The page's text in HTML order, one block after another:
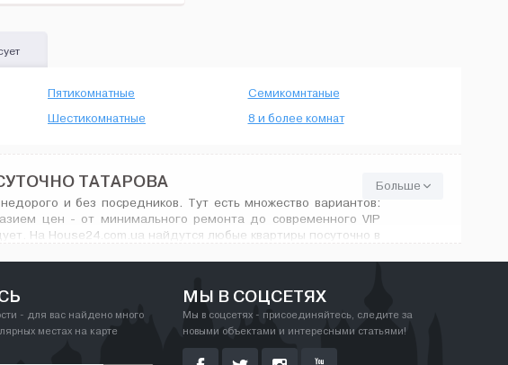
Пятикомнатные
Шестикомнатные
Семикомнтаные
8 и более комнат
ТАТАРОВА
и без посредников. Тут есть множество вариантов:
цен - от минимального ремонта до современного VIP
На House24.com.ua найдутся любые квартиры посуточно в
Больше
- для вас найдено много
местах на карте
МЫ В СОЦСЕТЯХ
Мы в соцсетях - присоединяйтесь, следите за
новыми объектами и интересными статьями!